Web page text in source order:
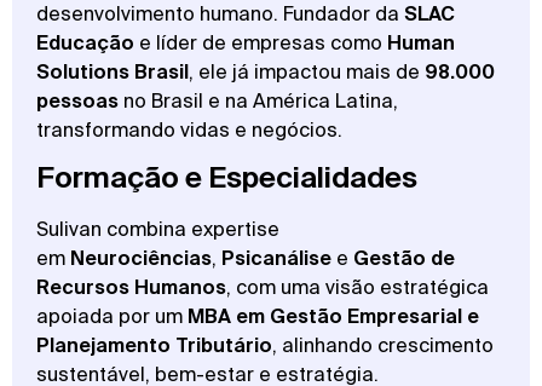
desenvolvimento humano. Fundador da SLAC
Educação e líder de empresas como Human
Solutions Brasil , ele já impactou mais de 98.000
pessoas no Brasil e na América Latina,
transformando vidas e negócios.
Formação e Especialidades
Sulivan combina expertise
em Neurociências, Psicanálise e Gestão de
Recursos Humanos, com uma visão estratégica
apoiada por um MBA em Gestão Empresarial e
Planejamento Tributário, alinhando crescimento
sustentável, bem-estar e estratégia.